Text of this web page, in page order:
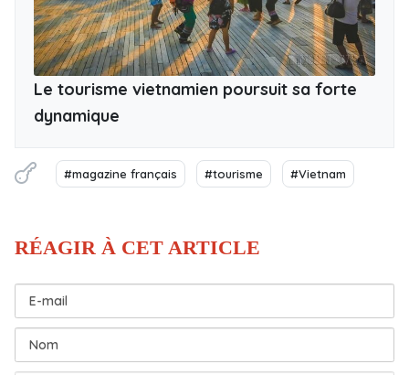
Le tourisme vietnamien poursuit sa forte
dynamique
#magazine français #tourisme #Vietnam